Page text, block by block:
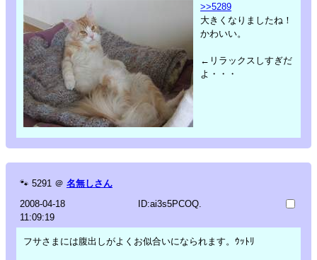
>>5289
大きくなりましたね！
かわいい。
←リラックスしすぎだ
よ・・・
🐾 5291 ＠ 名無しさん
2008-04-18
11:09:19
ID:ai3s5PCOQ.
フサさまには腹出しがよくお似合いになられます。ｳｯﾄﾘ